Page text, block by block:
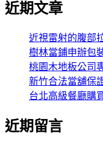
近期文章
近視雷射的腹部
樹林當鋪申辦包
桃園木地板公司
新竹合法當舖保
台北高級餐廳購
近期留言